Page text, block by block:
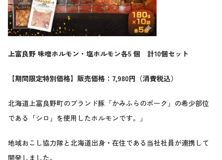
上富良野 味噌ホルモン・塩ホルモン各5 個 計10個セット
【期間限定特別価格】販売価格：7,980円（消費税込）
北海道上富良野町のブランド豚「かみふらのポーク」の希少部位
である「シロ」を使用したホルモンです。」
地域おこし協力隊と北海道出身・在住である当社社員が連携して
開発しました。